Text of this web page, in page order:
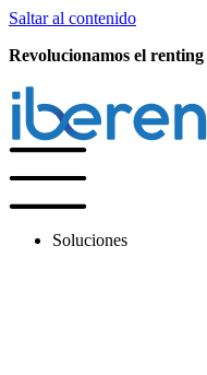
Saltar al contenido
Revolucionamos el renting
Soluciones